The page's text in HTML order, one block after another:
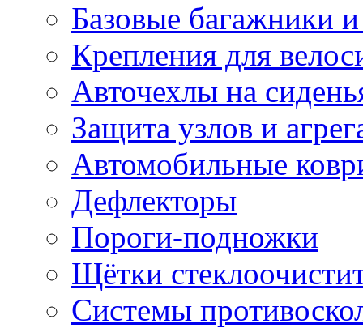
Базовые багажники
Крепления для
Авточехлы на
Защита узлов и
Автомобильные
Дефлекторы
Пороги-подножки
Щётки
Системы